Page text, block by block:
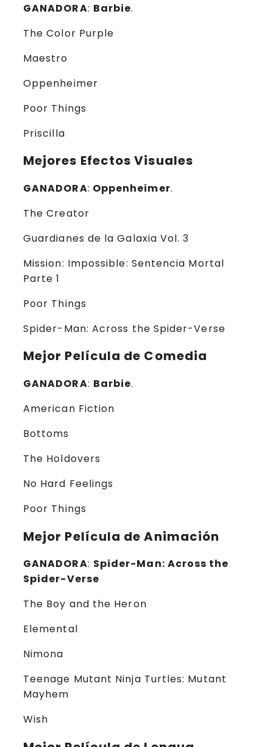
GANADORA: Barbie.
The Color Purple
Maestro
Oppenheimer
Poor Things
Priscilla
Mejores Efectos Visuales
GANADORA: Oppenheimer.
The Creator
Guardianes de la Galaxia Vol. 3
Mission: Impossible: Sentencia Mortal
Parte 1
Poor Things
Spider-Man: Across the Spider-Verse
Mejor Película de Comedia
GANADORA: Barbie.
American Fiction
Bottoms
The Holdovers
No Hard Feelings
Poor Things
Mejor Película de Animación
GANADORA: Spider-Man: Across the
Spider-Verse
The Boy and the Heron
Elemental
Nimona
Teenage Mutant Ninja Turtles: Mutant
Mayhem
Wish